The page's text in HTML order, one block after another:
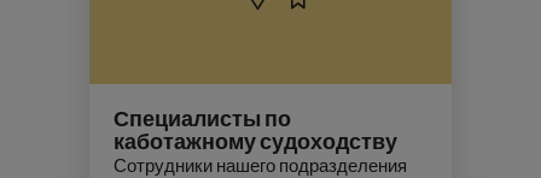
Специалисты по
каботажному судоходству
Сотрудники нашего подразделения